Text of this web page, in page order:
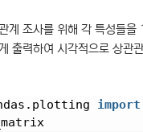
계 조사를 위해 각 특성들
출력하여 시각적으로 상관
import